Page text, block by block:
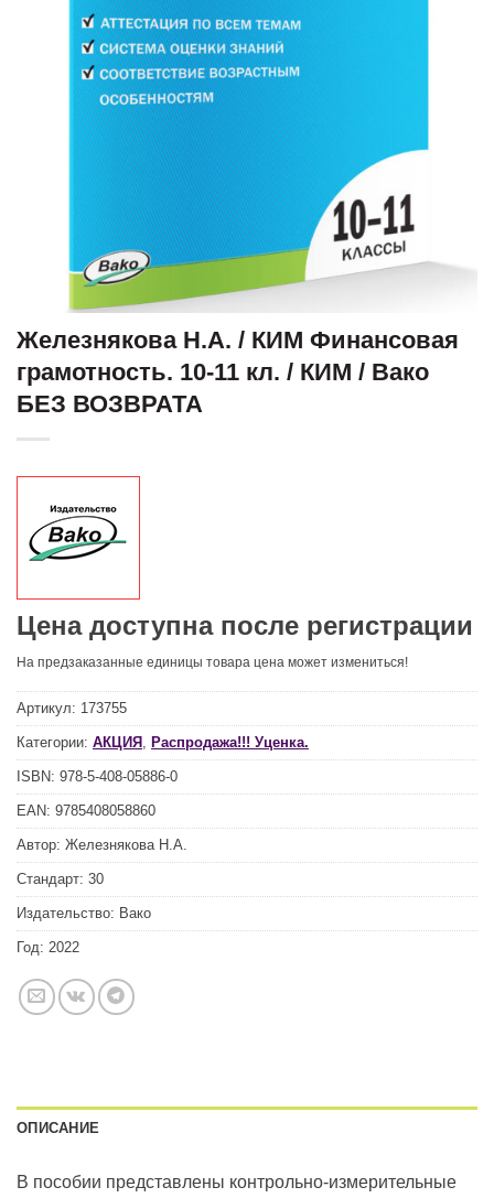
Железнякова Н.А. / КИМ Финансовая
грамотность. 10-11 кл. / КИМ / Вако
БЕЗ ВОЗВРАТА
Цена доступна после регистрации
На предзаказанные единицы товара цена может измениться!
Артикул: 173755
Категории: АКЦИЯ Распродажа!!! Уценка.
ISBN: 978-5-408-05886-0
EAN: 9785408058860
Автор: Железнякова Н.А.
Стандарт: 30
Издательство: Вако
Год: 2022
ОПИСАНИЕ
В пособии представлены контрольно-измерительные